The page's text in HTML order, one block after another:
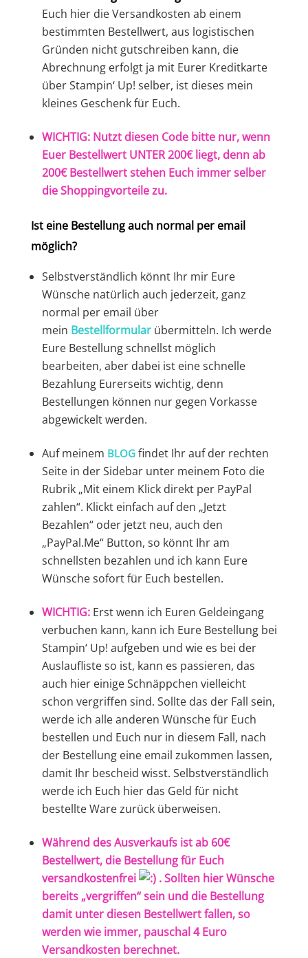
Euch hier die Versandkosten ab einem
bestimmten Bestellwert, aus logistischen
Gründen nicht gutschreiben kann, die
Abrechnung erfolgt ja mit Eurer Kreditkarte
über Stampin‘ Up! selber, ist dieses mein
kleines Geschenk für Euch.
WICHTIG: Nutzt diesen Code bitte nur, wenn
Euer Bestellwert UNTER 200€ liegt, denn ab
200€ Bestellwert stehen Euch immer selber
die Shoppingvorteile zu.
Ist eine Bestellung auch normal per email
möglich?
Selbstverständlich könnt Ihr mir Eure
Wünsche natürlich auch jederzeit, ganz
normal per email über
mein Bestellformular übermitteln. Ich werde
Eure Bestellung schnellst möglich
bearbeiten, aber dabei ist eine schnelle
Bezahlung Eurerseits wichtig, denn
Bestellungen können nur gegen Vorkasse
abgewickelt werden.
Auf meinem BLOGfindet Ihr auf der rechten
Seite in der Sidebar unter meinem Foto die
Rubrik „Mit einem Klick direkt per PayPal
zahlen“. Klickt einfach auf den „Jetzt
Bezahlen“ oder jetzt neu, auch den
„PayPal.Me“ Button, so könnt Ihr am
schnellsten bezahlen und ich kann Eure
Wünsche sofort für Euch bestellen.
WICHTIG:Erst wenn ich Euren Geldeingang
verbuchen kann, kann ich Eure Bestellung bei
Stampin‘ Up! aufgeben und wie es bei der
Auslaufliste so ist, kann es passieren, das
auch hier einige Schnäppchen vielleicht
schon vergriffen sind. Sollte das der Fall sein,
werde ich alle anderen Wünsche für Euch
bestellen und Euch nur in diesem Fall, nach
der Bestellung eine email zukommen lassen,
damit Ihr bescheid wisst. Selbstverständlich
werde ich Euch hier das Geld für nicht
bestellte Ware zurück überweisen.
Während des Ausverkaufs ist ab 60€
Bestellwert, die Bestellung für Euch
versandkostenfrei
. Sollten hier Wünsche
bereits „vergriffen“ sein und die Bestellung
damit unter diesen Bestellwert fallen, so
werden wie immer, pauschal 4 Euro
Versandkosten berechnet.